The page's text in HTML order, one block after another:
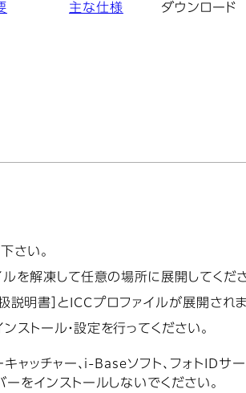
主な仕様 ダウンロード
さい。
を解凍して任意の場所に展開してくださ
説明書］とICCプロファイルが展開されま
トール・設定を行ってください。
ャッチャー、i-Baseソフト、フォトIDサ
をインストールしないでください。